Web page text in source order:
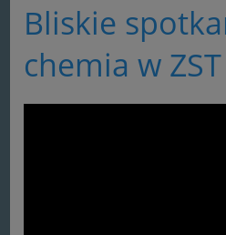
Bliskie
chemia w ZST